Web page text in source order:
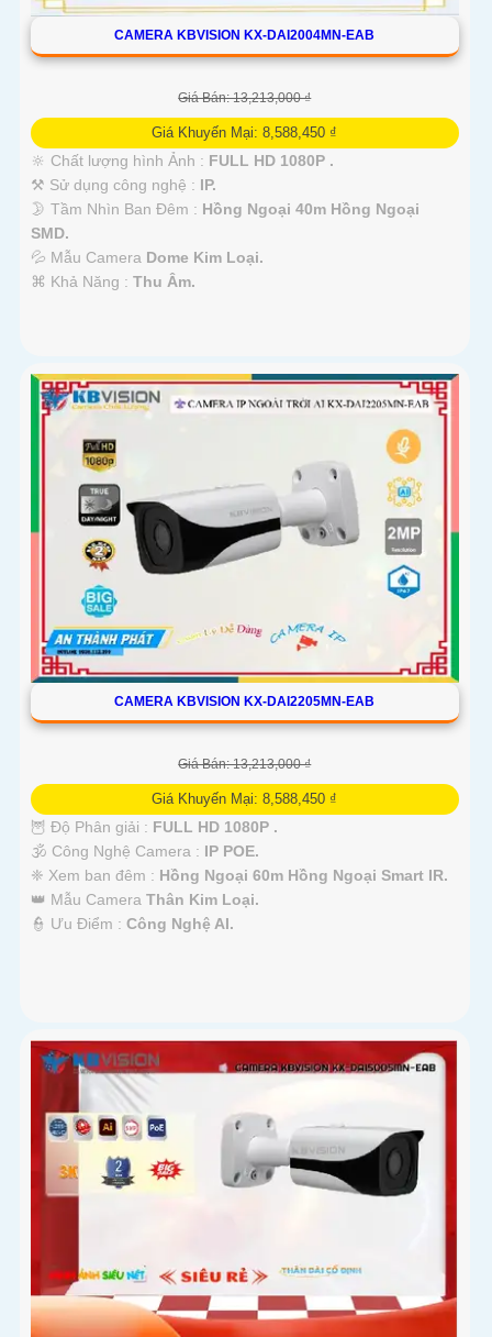
CAMERA KBVISION KX-DAI2004MN-EAB
Giá Bán: 13,213,000 ₫
Giá Khuyến Mại: 8,588,450 ₫
🔆 Chất lượng hình Ảnh : FULL HD 1080P .
⚒ Sử dụng công nghệ : IP.
🌛 Tầm Nhìn Ban Đêm : Hồng Ngoại 40m Hồng Ngoại
SMD.
💦 Mẫu Camera Dome Kim Loại.
️⌘ Khả Năng : Thu Âm.
CAMERA KBVISION KX-DAI2205MN-EAB
Giá Bán: 13,213,000 ₫
Giá Khuyến Mại: 8,588,450 ₫
🦉 Độ Phân giải : FULL HD 1080P .
🕉️ Công Nghệ Camera : IP POE.
❈ Xem ban đêm : Hồng Ngoại 60m Hồng Ngoại Smart IR.
👑 Mẫu Camera Thân Kim Loại.
️👮 Ưu Điểm : Công Nghệ AI.